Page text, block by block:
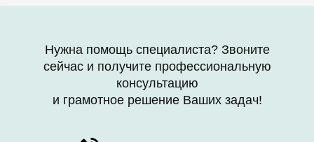
Нужна помощь специалиста? Звоните
сейчас и получите профессиональную
консультацию
и грамотное решение Ваших задач!